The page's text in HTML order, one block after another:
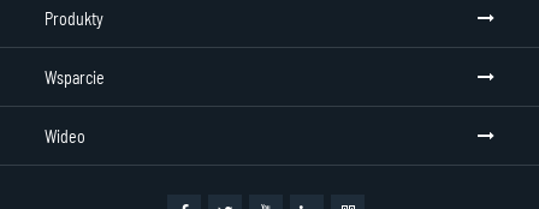
Produkty
Wsparcie
Wideo